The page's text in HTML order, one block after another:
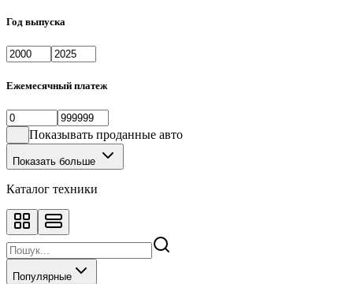
Год выпуска
Ежемесячный платеж
Показывать проданные авто
Показать больше
Каталог техники
Популярные